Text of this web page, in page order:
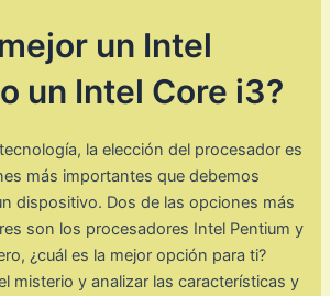
un Intel
un Intel Core i3?
la elección del procesador es
más importantes que debemos
dispositivo. Dos de las opciones más
son los procesadores Intel Pentium y
¿cuál es la mejor opción para ti?
misterio y analizar las características y